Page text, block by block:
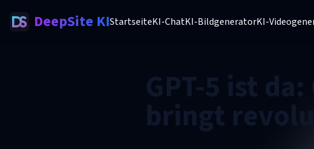
DeepSite KIStartseiteKI-ChatKI-BildgeneratorKI-
GPT-5 ist
bringt